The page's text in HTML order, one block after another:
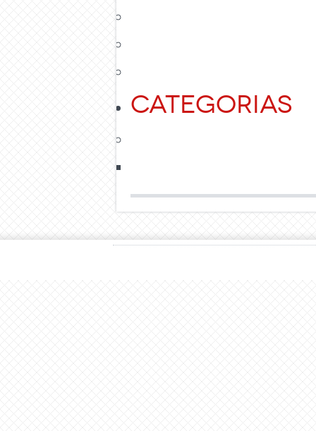
Categorias